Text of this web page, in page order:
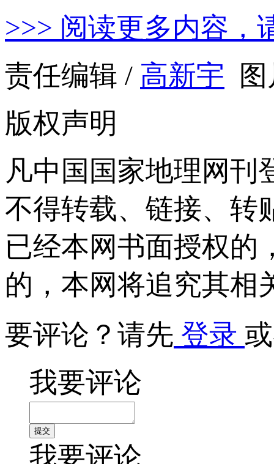
>>> 阅读更多内容，
责任编辑 / 高新宇
版权声明
凡中国国家地理网刊
不得转载、链接、转
已经本网书面授权的
的，本网将追究其相
要评论？请先 登录
我要评论
我要评论